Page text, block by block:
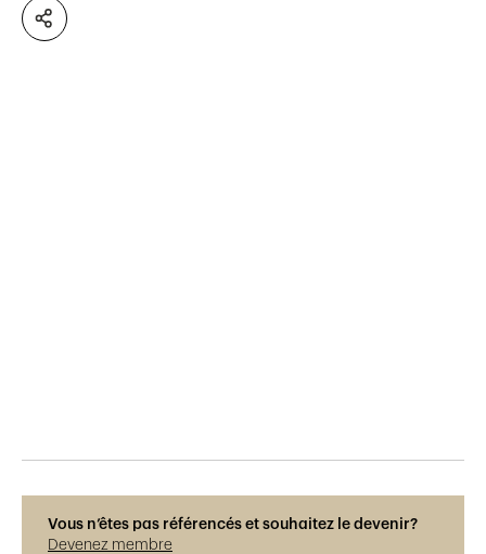
Vous n’êtes pas référencés et souhaitez le devenir?
Devenez membre